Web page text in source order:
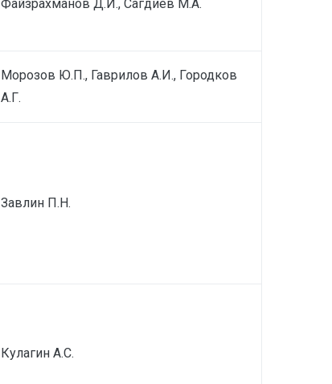
Файзрахманов Д.И., Сагдиев М.А.
Морозов Ю.П., Гаврилов А.И., Городков
А.Г.
Завлин П.Н.
Кулагин А.С.